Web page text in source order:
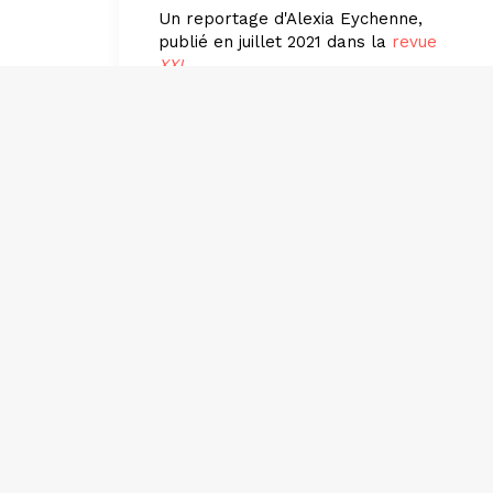
Un reportage d'Alexia Eychenne,
publié en juillet 2021 dans la revue
XXI.